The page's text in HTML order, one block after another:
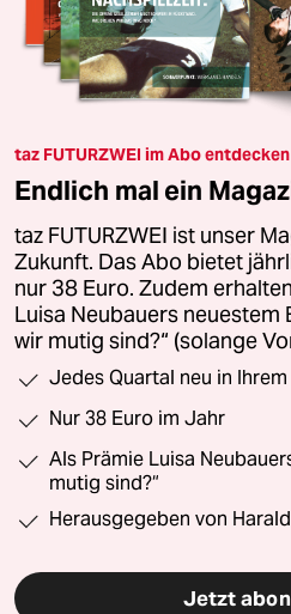
taz FUTURZWEI im Abo entdecken
Endlich mal ein
taz FUTURZWEI ist unser
Zukunft. Das Abo bietet
nur 38 Euro. Zudem
Luisa Neubauers neuestem
wir mutig sind?“ (solange
Jedes Quartal neu in
Nur 38 Euro im Jahr
Als Prämie Luisa
mutig sind?“
Herausgegeben von
Jetzt